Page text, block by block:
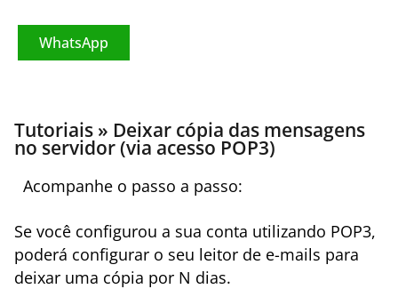
WhatsApp
Tutoriais » Deixar cópia das mensagens
no servidor (via acesso POP3)
Acompanhe o passo a passo:
Se você configurou a sua conta utilizando POP3,
poderá configurar o seu leitor de e-mails para
deixar uma cópia por N dias.